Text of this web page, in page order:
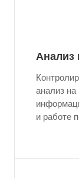
Анализ
анализ на
и работе